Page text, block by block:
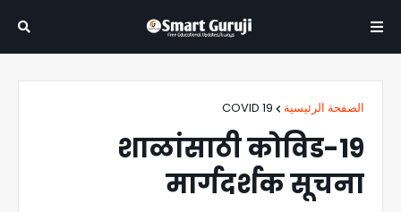
الصفحة الرئيسية COVID 19
शाळांसाठी कोविड-19
मार्गदर्शक सूचना